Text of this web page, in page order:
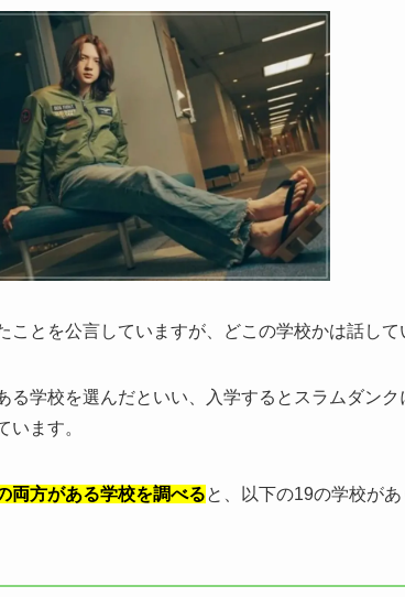
とを公言していますが、どこの学校かは話して
る学校を選んだといい、入学するとスラムダン
います。
両方がある学校を調べると、以下の19の学校が